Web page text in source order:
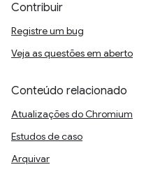
Contribuir
Registre um bug
Veja as questões em aberto
Conteúdo relacionado
Atualizações do Chromium
Estudos de caso
Arquivar